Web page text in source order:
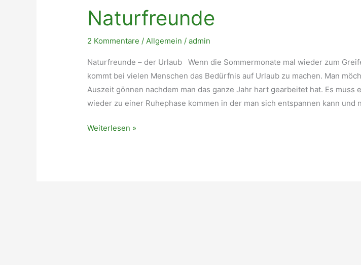
Naturfreunde
2 Kommentare / Allgemein /admin
Naturfreunde – der Urlaub Wenn die Sommermonate mal wieder zum
kommt bei vielen Menschen das Bedürfnis auf Urlaub zu machen. Man
Auszeit gönnen nachdem man das ganze Jahr hart gearbeitet hat. Es muss
wieder zu einer Ruhephase kommen in der man sich entspannen kann und
Naturfreunde
Weiterlesen »